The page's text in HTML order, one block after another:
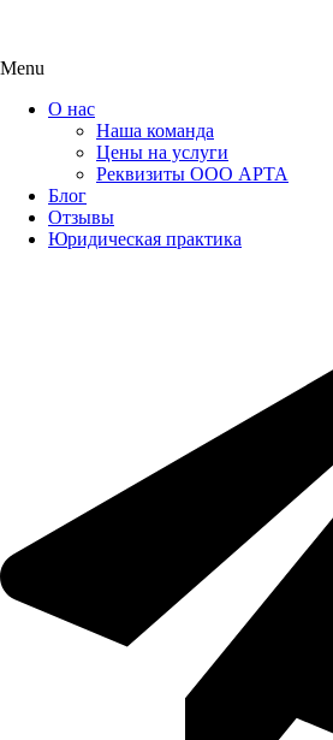
Menu
О нас
Наша команда
Цены на услуги
Реквизиты ООО АРТА
Блог
Отзывы
Юридическая практика